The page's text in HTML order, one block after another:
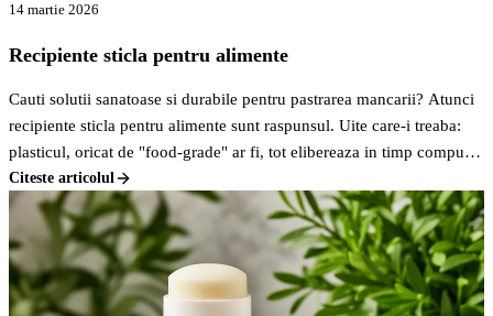
14 martie 2026
Recipiente sticla pentru alimente
Cauti solutii sanatoase si durabile pentru pastrarea mancarii? Atunci
recipiente sticla pentru alimente sunt raspunsul. Uite care-i treaba:
plasticul, oricat de "food-grade" ar fi, tot elibereaza in timp compusi
chimici in mancare, mai ales daca e incalzit sau daca alimentele sunt
acide. Pe bune, cine vrea asta?
Citeste articolul